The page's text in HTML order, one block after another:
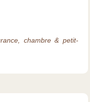
chambre & petit-